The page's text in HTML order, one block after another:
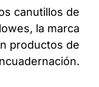
canutillos de
la marca
productos de